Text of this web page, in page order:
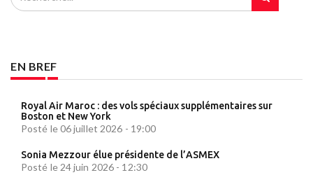
EN BREF
Royal Air Maroc : des vols spéciaux supplémentaires sur
Boston et New York
Posté le 06 juillet 2026 - 19:00
Sonia Mezzour élue présidente de l’ASMEX
Posté le 24 juin 2026 - 12:30